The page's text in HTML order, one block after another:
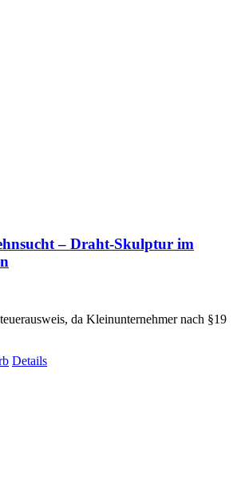
– Draht-Skulptur im
da Kleinunternehmer nach §19
Details